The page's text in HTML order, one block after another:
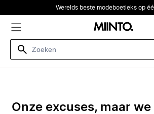
Werelds beste modeboetieks op
Onze excuses, maar